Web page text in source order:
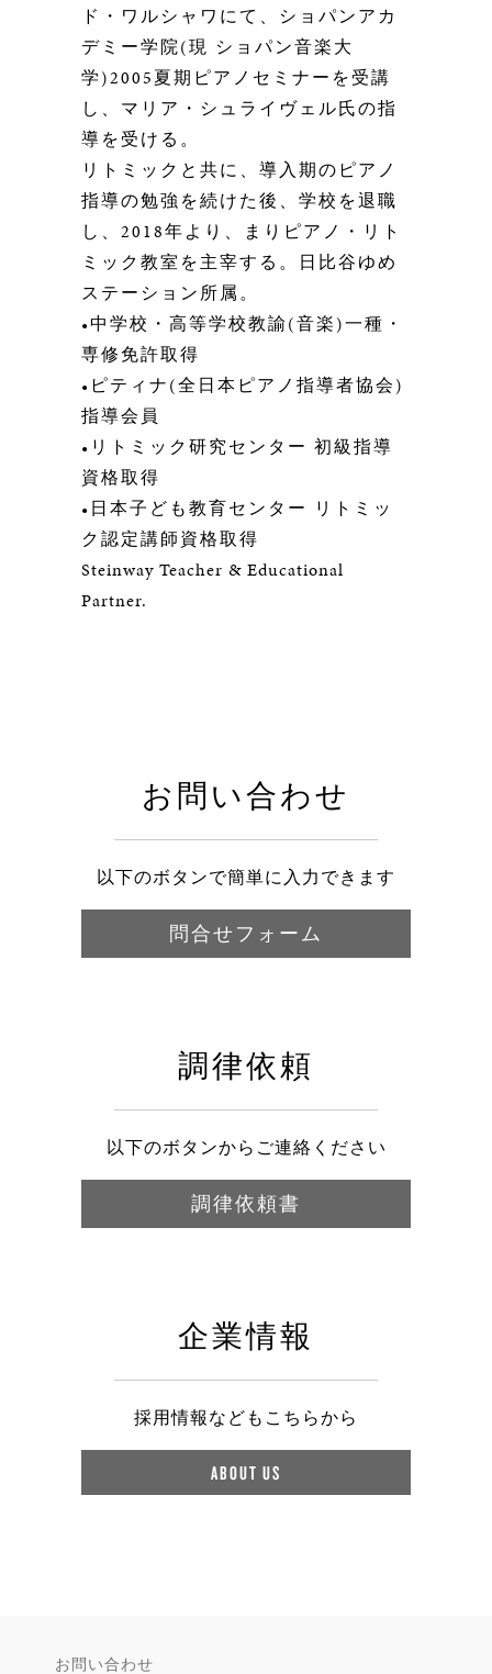
ド・ワルシャワにて、ショパンアカ
デミー学院(現 ショパン音楽大
学)2005夏期ピアノ セミナー を受講
し、マリア・シュライヴェル氏の指
導を受ける。
リトミックと共に、導入期のピアノ
指導の勉強を続けた後、学校を退職
し、 2018年より、まりピアノ・リト
ミック教室を主宰する。日比谷ゆめ
ステーション所属。
•中学校・高等学校教諭(音楽)一種・
専修免許取得
• ピティナ(全日本ピアノ指導者協会)
指導会員
• リトミック研究センター 初級指導
資格取得
• 日本子ども教育センター リトミッ
ク認定講師資格取得
Steinway Teacher & Educational
Partner.
お問い合わせ
以下のボタンで簡単に入力できます
問合せフォーム
調律依頼
以下のボタンからご連絡ください
調律依頼書
企業情報
採用情報などもこちらから
ABOUT US
お問い合わせ